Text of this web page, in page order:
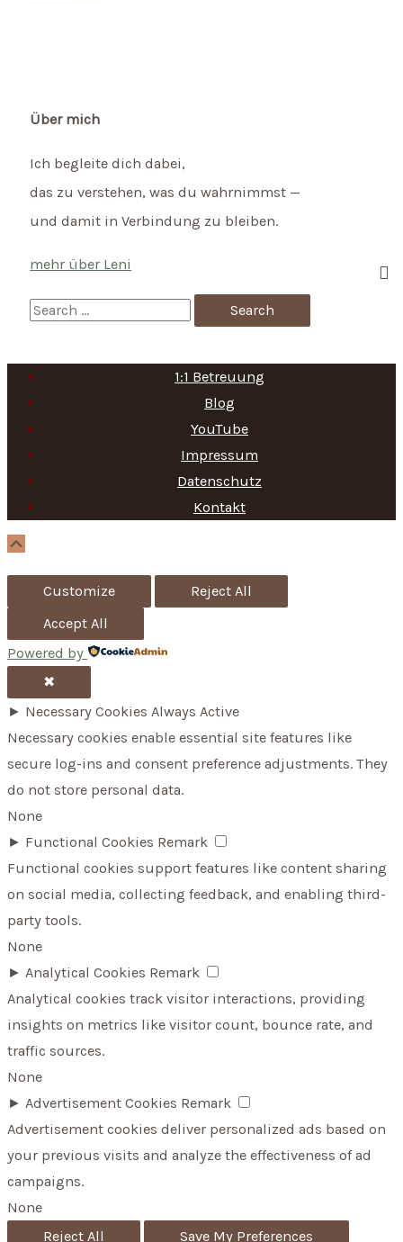
2.
Über mich
Ich begleite dich dabei,
das zu verstehen, was du wahrnimmst —
und damit in Verbindung zu bleiben.
mehr über Leni
S
a
h
f
o
1:1 Betreuung
Blog
YouTube
Impressum
Datenschutz
Kontakt
Customize
Reject All
Accept All
Powered by
✖
► Necessary Cookies Always Active
Necessary cookies enable essential site features like
secure log-ins and consent preference adjustments. They
do not store personal data.
None
► Functional Cookies Remark
Functional cookies support features like content sharing
on social media, collecting feedback, and enabling third-
party tools.
None
► Analytical Cookies Remark
Analytical cookies track visitor interactions, providing
insights on metrics like visitor count, bounce rate, and
traffic sources.
None
► Advertisement Cookies Remark
Advertisement cookies deliver personalized ads based on
your previous visits and analyze the effectiveness of ad
campaigns.
None
Reject All
Save My Preferences